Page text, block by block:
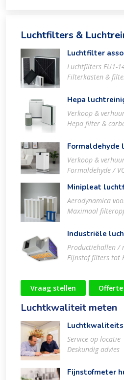
Luchtfilters &
Luchtfilter
Luchtfilters EU1-
Filterkasten &
Hepa
Verkoop &
Hepa filter &
Formaldehyde
Verkoop &
Formaldehyde /
Minipleat
Aerodynamica
Maximaal
Industriële
Productiehallen /
Fijnstof filters tot
Vraag stellen Offerte
Luchtkwaliteit meten
Service op locatie
Deskundig advies
Fijnstofmeter